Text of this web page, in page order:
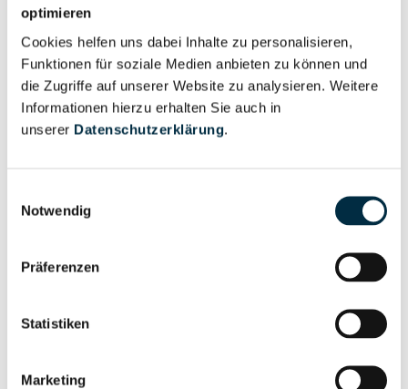
optimieren
Cookies helfen uns dabei Inhalte zu personalisieren,
Funktionen für soziale Medien anbieten zu können und
die Zugriffe auf unserer Website zu analysieren. Weitere
Informationen hierzu erhalten Sie auch in
unserer Datenschutzerklärung.
Notwendig
Präferenzen
Statistiken
Marketing
Wirtschaftlich
Berechtigter
Vollständiges
Unternehmensprofil
anfragen
Gesellschafterstruktur
Unternehmensprofil
Unternehmensnetzwerk
Unternehmensprofil